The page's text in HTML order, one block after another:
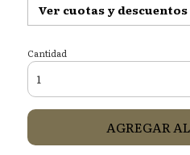
Ver cuotas y descuentos
Cantidad
AGREGAR